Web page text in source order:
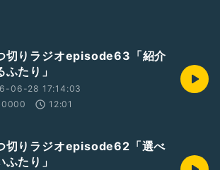
切りラジオepisode63「紹介
ふたり」
06-28 17:14:03
12:01
切りラジオepisode62「選べ
ふたり」